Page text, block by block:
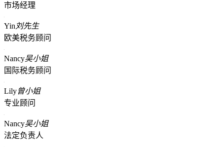
市场经理
Yin 刘先生
欧美税务顾问
Nancy吴小姐
国际税务顾问
Lily曾小姐
专业顾问
Nancy吴小姐
法定负责人